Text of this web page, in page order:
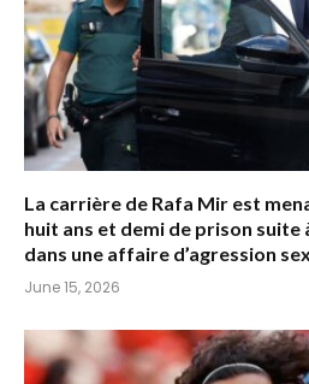
La carrière de Rafa Mir est
huit ans et demi de prison suite
dans une affaire d’agression
June 15, 2026